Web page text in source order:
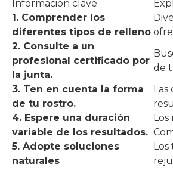
Información clave
1. Comprender los
diferentes tipos de relleno
2. Consulte a un
profesional certificado por
la junta.
de
3. Ten en cuenta la forma
de tu rostro.
4. Espere una duración
variable de los resultados.
5. Adopte soluciones
naturales